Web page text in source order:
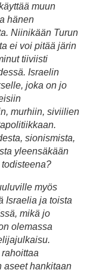
muun
hänen
Niinikään Turun
ei voi pitää järin
tiiviisti
Israelin
joka on jo
murhiin, siviilien
sionismista,
yleensäkään
myös
Israelia ja toista
mikä jo
olemassa
aseet hankitaan